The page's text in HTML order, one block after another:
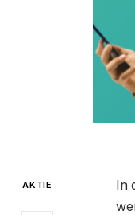
AKTIE
In